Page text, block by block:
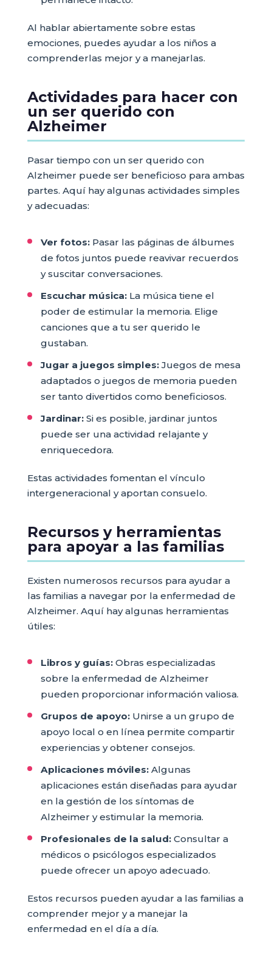
Al hablar abiertamente sobre estas
emociones, puedes ayudar a los niños a
comprenderlas mejor y a manejarlas.
Actividades para hacer con
un ser querido con
Alzheimer
Pasar tiempo con un ser querido con
Alzheimer puede ser beneficioso para ambas
partes. Aquí hay algunas actividades simples
y adecuadas:
Ver fotos:Pasar las páginas de álbumes
de fotos juntos puede reavivar recuerdos
y suscitar conversaciones.
Escuchar música:La música tiene el
poder de estimular la memoria. Elige
canciones que a tu ser querido le
gustaban.
Jugar a juegos simples:Juegos de mesa
adaptados o juegos de memoria pueden
ser tanto divertidos como beneficiosos.
Jardinar:Si es posible, jardinar juntos
puede ser una actividad relajante y
enriquecedora.
Estas actividades fomentan el vínculo
intergeneracional y aportan consuelo.
Recursos y herramientas
para apoyar a las familias
Existen numerosos recursos para ayudar a
las familias a navegar por la enfermedad de
Alzheimer. Aquí hay algunas herramientas
útiles:
Libros y guías:Obras especializadas
sobre la enfermedad de Alzheimer
pueden proporcionar información valiosa.
Grupos de apoyo:Unirse a un grupo de
apoyo local o en línea permite compartir
experiencias y obtener consejos.
Aplicaciones móviles:Algunas
aplicaciones están diseñadas para ayudar
en la gestión de los síntomas de
Alzheimer y estimular la memoria.
Profesionales de la salud:Consultar a
médicos o psicólogos especializados
puede ofrecer un apoyo adecuado.
Estos recursos pueden ayudar a las familias a
comprender mejor y a manejar la
enfermedad en el día a día.